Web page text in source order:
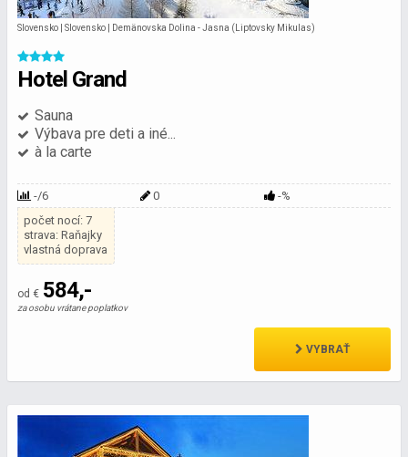
Slovensko | Slovensko | Demänovska Dolina - Jasna (Liptovsky Mikulas)
Hotel Grand
Sauna
Výbava pre deti a iné...
à la carte
-/6 0
-%
počet nocí: 7
strava: Raňajky
vlastná doprava
od € 584,-
za osobu vrátane poplatkov
VYBRAŤ